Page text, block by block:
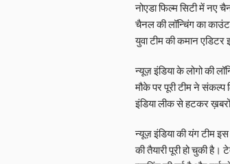
नोएडा फिल्म सिटी में नए
चैनल की लॉन्चिंग का
युवा टीम की कमान
न्यूज़ इंडिया के लोगो की
मौके पर पूरी टीम ने
इंडिया लीक से हटकर
न्यूज़ इंडिया की यंग टीम
की तैयारी पूरी हो चुकी